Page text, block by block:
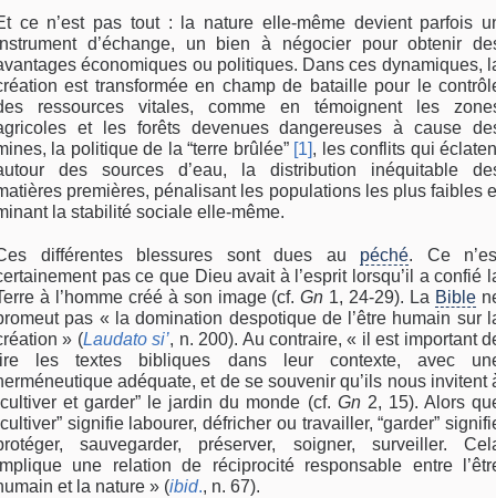
ce n’est pas tout : la nature elle-même devient parfois
d’échange, un bien à négocier pour obtenir
économiques ou politiques. Dans ces dynamiques,
est transformée en champ de bataille pour le
ressources vitales, comme en témoignent les
et les forêts devenues dangereuses à cause
la politique de la “terre brûlée” [1], les conflits qui
des sources d’eau, la distribution inéquitable
premières, pénalisant les populations les plus faibles
la stabilité sociale elle-même.
différentes blessures sont dues au péché. Ce
pas ce que Dieu avait à l’esprit lorsqu’il a confié
à l’homme créé à son image (cf.Gn 1, 24-29). La Bible
pas « la domination despotique de l’être humain sur
» (Laudato si’, n. 200). Au contraire, « il est important
les textes bibliques dans leur contexte, avec
adéquate, et de se souvenir qu’ils nous invitent
et garder” le jardin du monde (cf. Gn 2, 15). Alors
signifie labourer, défricher ou travailler, “garder”
sauvegarder, préserver, soigner, surveiller.
une relation de réciprocité responsable entre
et la nature » (ibid., n. 67).